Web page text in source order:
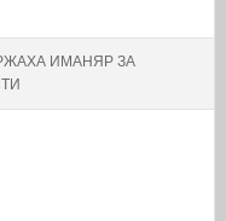
ИМАНЯР ЗА